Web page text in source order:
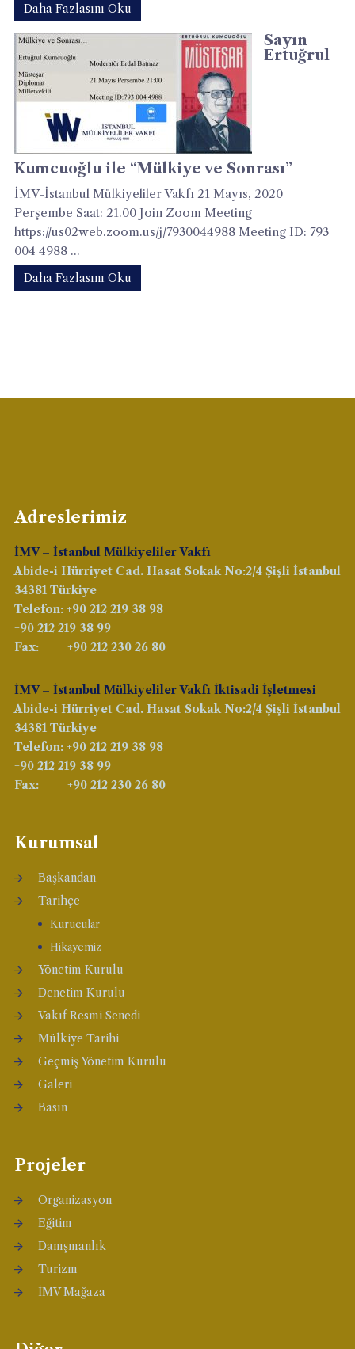
Daha Fazlasını Oku
Sayın
Ertuğrul
Kumcuoğlu ile “Mülkiye ve Sonrası”
İMV-İstanbul Mülkiyeliler Vakfı 21 Mayıs, 2020
Perşembe Saat: 21.00 Join Zoom Meeting
https://us02web.zoom.us/j/7930044988 Meeting ID: 793
004 4988 ...
Daha Fazlasını Oku
Adreslerimiz
İMV – İstanbul Mülkiyeliler Vakfı
Abide-i Hürriyet Cad. Hasat Sokak No:2/4 Şişli İstanbul
34381 Türkiye
Telefon: +90 212 219 38 98
+90 212 219 38 99
Fax: +90 212 230 26 80
İMV – İstanbul Mülkiyeliler Vakfı İktisadi İşletmesi
Abide-i Hürriyet Cad. Hasat Sokak No:2/4 Şişli İstanbul
34381 Türkiye
Telefon: +90 212 219 38 98
+90 212 219 38 99
Fax: +90 212 230 26 80
Kurumsal
Başkandan
Tarihçe
Kurucular
Hikayemiz
Yönetim Kurulu
Denetim Kurulu
Vakıf Resmi Senedi
Mülkiye Tarihi
Geçmiş Yönetim Kurulu
Galeri
Basın
Projeler
Organizasyon
Eğitim
Danışmanlık
Turizm
İMV Mağaza